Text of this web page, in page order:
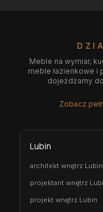
Meble na wymiar,
meble łazienkowe i
dojeżdżamy
Zobacz
Lubin
architekt wnętrz Lubin
projektant wnętrz
projekt wnętrz Lubin